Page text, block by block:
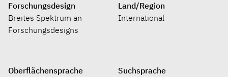
Forschungsdesign
Breites Spektrum an
Forschungsdesigns
Land/Region
International
Oberflächensprache
Suchsprache